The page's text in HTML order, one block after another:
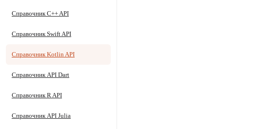
Справочник C++ API
Справочник Swift API
Справочник Kotlin API
Справочник API Dart
Справочник R API
Справочник API Julia